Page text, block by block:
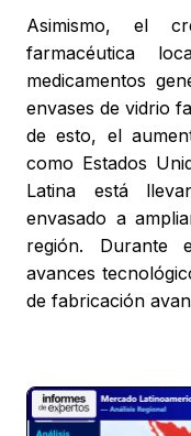
Asimismo, el
farmacéutica
medicamentos
envases de vidrio
de esto, el
como Estados
Latina está
envasado a
región. Durante
avances
de fabricación